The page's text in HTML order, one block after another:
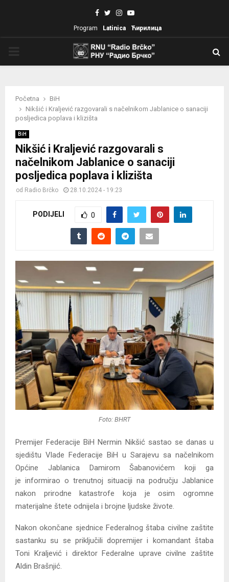
Facebook
TwitterInstagram
Youtube
Program Latinica Ћирилица
Početna
BiH
Nikšić i Kraljević razgovarali s načelnikom Jablanice o sanaciji
posljedica poplava i klizišta
BiH
Nikšić i Kraljević razgovarali s
načelnikom Jablanice o sanaciji
posljedica poplava i klizišta
od Radio Brčko 28.10.2024 - 19:23
PODIJELI 0
Foto: BHRT
Premijer Federacije BiH Nermin Nikšić sastao se danas u
sjedištu Vlade Federacije BiH u Sarajevu sa načelnikom
Općine Jablanica Damirom Šabanovićem koji ga
je informirao o trenutnoj situaciji na području Jablanice
nakon prirodne katastrofe koja je osim ogromne
materijalne štete odnijela i brojne ljudske živote.
Nakon okončane sjednice Federalnog štaba civilne zaštite
sastanku su se priključili dopremijer i komandant štaba
Toni Kraljević i direktor Federalne uprave civilne zaštite
Aldin Brašnjić.